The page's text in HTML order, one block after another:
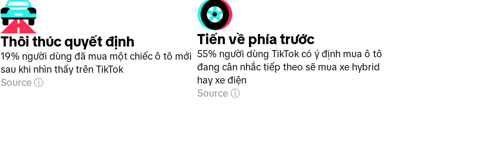
Thôi thúc quyết định
19% người dùng đã mua một chiếc ô tô mới
sau khi nhìn thấy trên TikTok
Source
Tiến về phía trước
55% người dùng TikTok có ý định mua ô tô
đang cân nhắc tiếp theo sẽ mua xe hybrid
hay xe điện
Source